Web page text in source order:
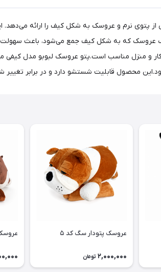
پتوی نرم و عروسک به شکل کیف را ارائه
که به شکل کیف جمع می‌شود، باعث سهولت
و منزل مناسب است.پتو عروسک لبوبو مدل کیفی
محصول قابلیت شستشو دارد و در برابر
عروسک پتودار سگ کد ۵
2,000,000 تومان